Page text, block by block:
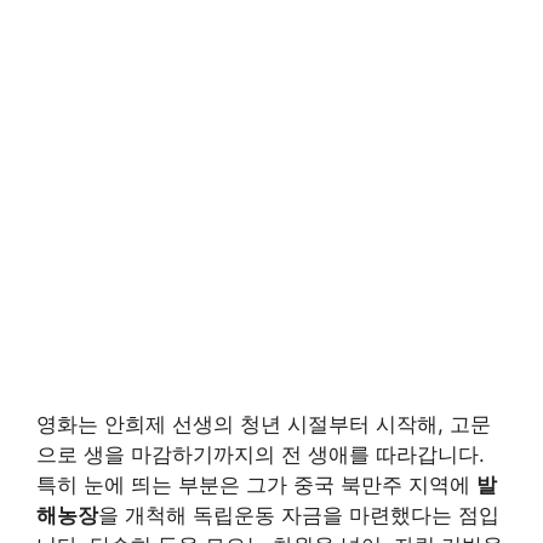
영화는 안희제 선생의 청년 시절부터 시작해, 고문
으로 생을 마감하기까지의 전 생애를 따라갑니다.
특히 눈에 띄는 부분은 그가 중국 북만주 지역에 발
해농장을 개척해 독립운동 자금을 마련했다는 점입